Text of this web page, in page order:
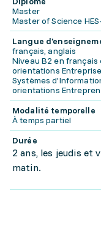
Master
Master of Science
Langue
français, anglais
Niveau B2 en français
orientations
Systèmes
orientations
Modalité temporelle
À temps partiel
Durée
2 ans, les jeudis et
matin.